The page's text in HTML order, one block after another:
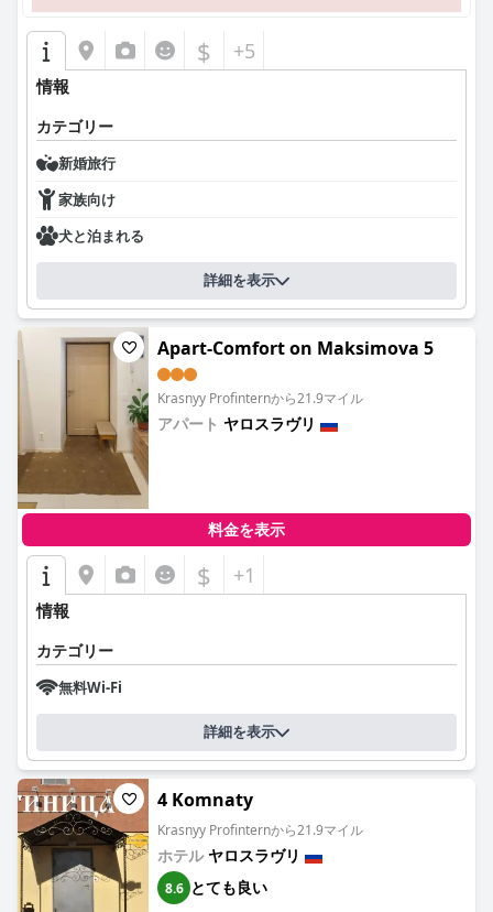
$ +5
情報
カテゴリー
新婚旅行
家族向け
犬と泊まれる
詳細を表示
Apart-Comfort on Maksimova 5
Krasnyy Profinternから21.9マイル
アパート ヤロスラヴリ
料金を表示
$ +1
情報
カテゴリー
無料Wi-Fi
詳細を表示
4 Komnaty
Krasnyy Profinternから21.9マイル
ホテル ヤロスラヴリ
8.6 とても良い